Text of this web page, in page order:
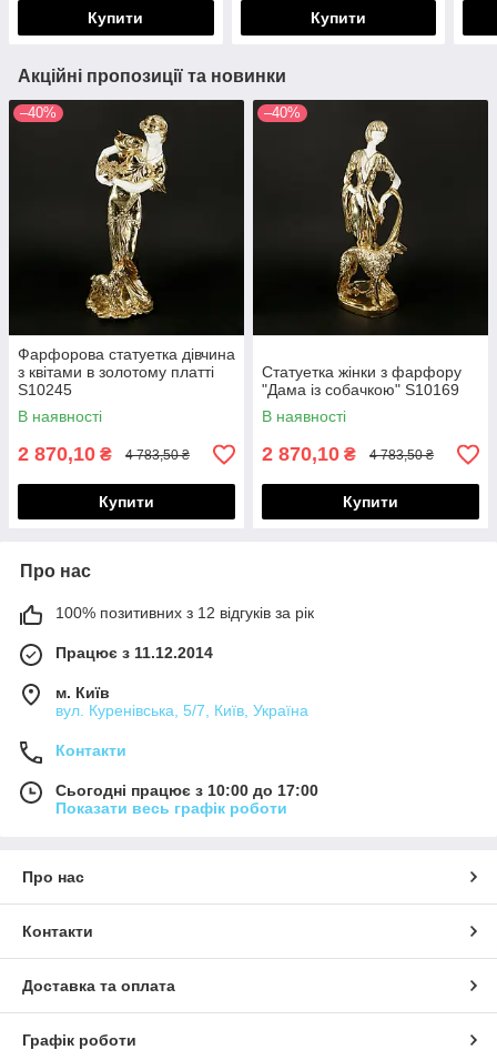
Купити Купити
Акційні пропозиції та новинки
–40%
Фарфорова статуетка дівчина
з квітами в золотому платті
S10245
В наявності
2 870,10 ₴ 4 783,50 ₴
Купити
–40%
Статуетка жінки з фарфору
"Дама із собачкою" S10169
В наявності
2 870,10 ₴ 4 783,50 ₴
Купити
Про нас
100% позитивних з 12 відгуків за рік
Працює з 11.12.2014
м. Київ
вул. Куренівська, 5/7, Київ, Україна
Контакти
Сьогодні працює з 10:00 до 17:00
Показати весь графік роботи
Про нас
Контакти
Доставка та оплата
Графік роботи